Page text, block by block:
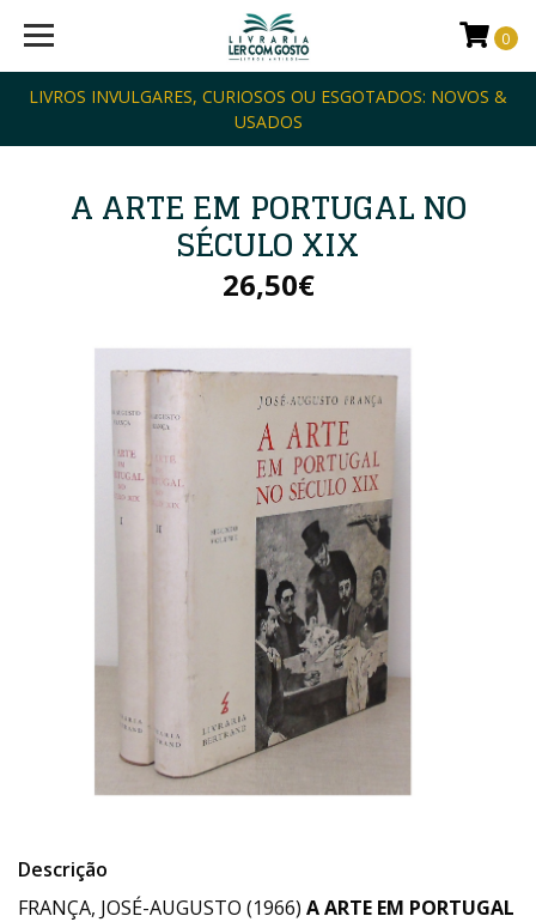
LIVROS INVULGARES, CURIOSOS OU ESGOTADOS: NOVOS &
USADOS
0
A ARTE EM PORTUGAL NO
SÉCULO XIX
26,50€
Descrição
FRANÇA, JOSÉ-AUGUSTO (1966) A ARTE EM PORTUGAL